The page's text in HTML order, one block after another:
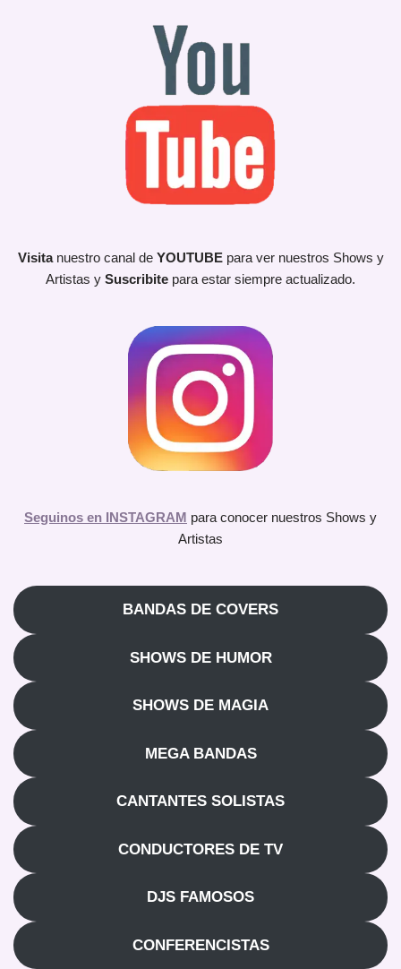
Visita nuestro canal de YOUTUBEpara ver nuestros Shows y
Artistas y Suscribite para estar siempre actualizado.
Seguinos en INSTAGRAM para conocer nuestros Shows y
Artistas
BANDAS DE COVERS
SHOWS DE HUMOR
SHOWS DE MAGIA
MEGA BANDAS
CANTANTES SOLISTAS
CONDUCTORES DE TV
DJS FAMOSOS
CONFERENCISTAS